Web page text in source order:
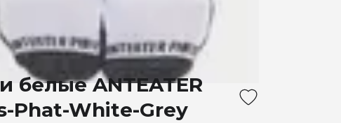
белые ANTEATER
Phat-White-Grey